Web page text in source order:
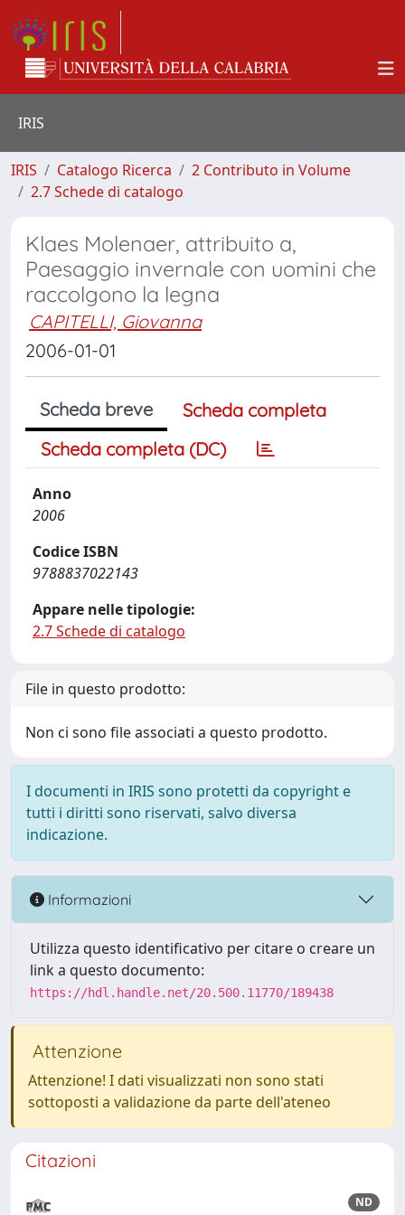
IRIS
IRIS Catalogo Ricerca
2 Contributo in Volume
2.7 Schede di catalogo
Klaes Molenaer, attribuito a,
Paesaggio invernale con uomini che
raccolgono la legna
CAPITELLI, Giovanna
2006-01-01
Scheda breve
Scheda completa
Scheda completa (DC)
Anno
2006
Codice ISBN
9788837022143
Appare nelle tipologie:
2.7 Schede di catalogo
File in questo prodotto:
Non ci sono file associati a questo prodotto.
I documenti in IRIS sono protetti da copyright e
tutti i diritti sono riservati, salvo diversa
indicazione.
Informazioni
Utilizza questo identificativo per citare o creare un
link a questo documento:
https://hdl.handle.net/20.500.11770/189438
Attenzione
Attenzione! I dati visualizzati non sono stati
sottoposti a validazione da parte dell'ateneo
Citazioni
ND